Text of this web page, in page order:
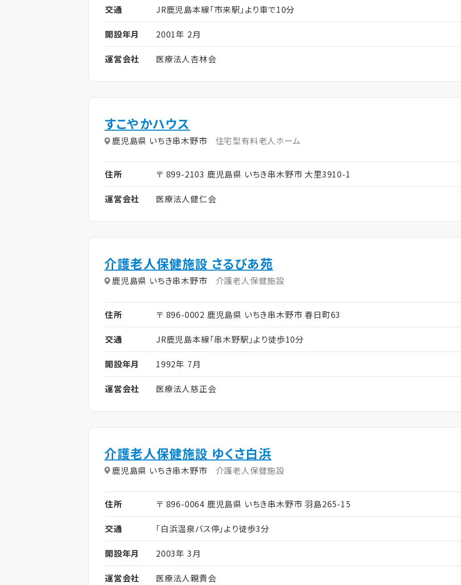
交通
JR鹿児島本線「市来駅」より車で10分
開設年月
2001年 2月
運営会社
医療法人杏林会
すこやかハウス
鹿児島県 いちき串木野市 住宅型有料老人ホーム
住所
〒 899-2103 鹿児島県 いちき串木野市 大里3910-1
運営会社
医療法人健仁会
介護老人保健施設 さるびあ苑
鹿児島県 いちき串木野市 介護老人保健施設
住所
〒 896-0002 鹿児島県 いちき串木野市 春日町63
交通
JR鹿児島本線「串木野駅」より徒歩10分
開設年月
1992年 7月
運営会社
医療法人慈正会
介護老人保健施設 ゆくさ白浜
鹿児島県 いちき串木野市 介護老人保健施設
住所
〒 896-0064 鹿児島県 いちき串木野市 羽島265-15
交通
「白浜温泉バス停」より徒歩3分
開設年月
2003年 3月
運営会社
医療法人親貴会